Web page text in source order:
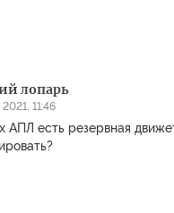
лопарь
11:46
АПЛ есть резервная